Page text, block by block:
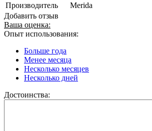
Производитель
Merida
Добавить отзыв
Ваша оценка:
Опыт использования:
Больше года
Менее месяца
Несколько месяцев
Несколько дней
Достоинства: